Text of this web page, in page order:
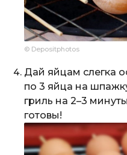
© Depositphotos
Дай яйцам слегка
по 3 яйца на
гриль на 2–3
готовы!